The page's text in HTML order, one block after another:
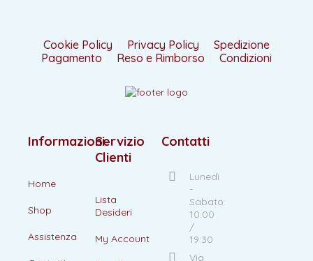
Cookie Policy Privacy Policy
Spedizione
Pagamento
Reso e Rimborso Condizioni
Informazioni
Home
Shop
Assistenza
Servizio
Clienti
Lista
Desideri
My Account
Contatti
Lunedì
-
Sabato:
10:00
/
19:30
Via